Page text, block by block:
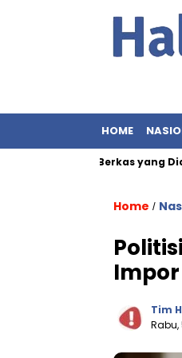
HOME
Terkait Berkas yang Diduga
Home /
Tim
Rabu,